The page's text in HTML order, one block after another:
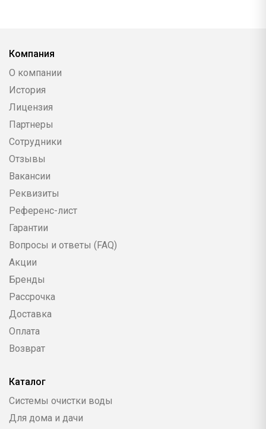
Компания
О компании
История
Лицензия
Партнеры
Сотрудники
Отзывы
Вакансии
Реквизиты
Референс-лист
Гарантии
Вопросы и ответы (FAQ)
Акции
Бренды
Рассрочка
Доставка
Оплата
Возврат
Каталог
Системы очистки воды
Для дома и дачи